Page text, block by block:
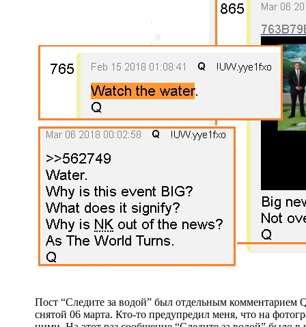
Пост “Следите за водой” был отдельным комментарием
снятой 06 марта. Кто-то предупредил меня, что на